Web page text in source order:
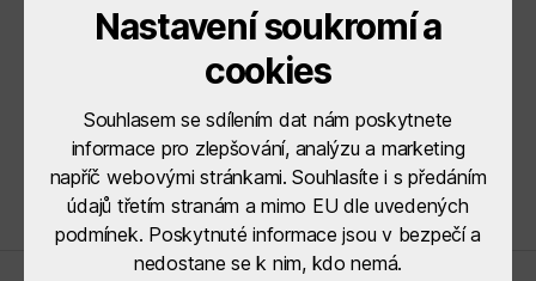
Nastavení soukromí a
cookies
Souhlasem se sdílením dat nám poskytnete
informace pro zlepšování, analýzu a marketing
napříč webovými stránkami. Souhlasíte i s předáním
údajů třetím stranám a mimo EU dle uvedených
podmínek. Poskytnuté informace jsou v bezpečí a
nedostane se k nim, kdo nemá.